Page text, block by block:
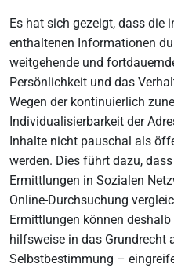
Es hat sich gezeigt, dass die
enthaltenen Informationen
weitgehende und
Persönlichkeit und das
Wegen der kontinuierlich
Individualisierbarkeit der
Inhalte nicht pauschal als
werden. Dies führt dazu,
Ermittlungen in Sozialen
Online-Durchsuchung
Ermittlungen können
hilfsweise in das Grundrecht
Selbstbestimmung –